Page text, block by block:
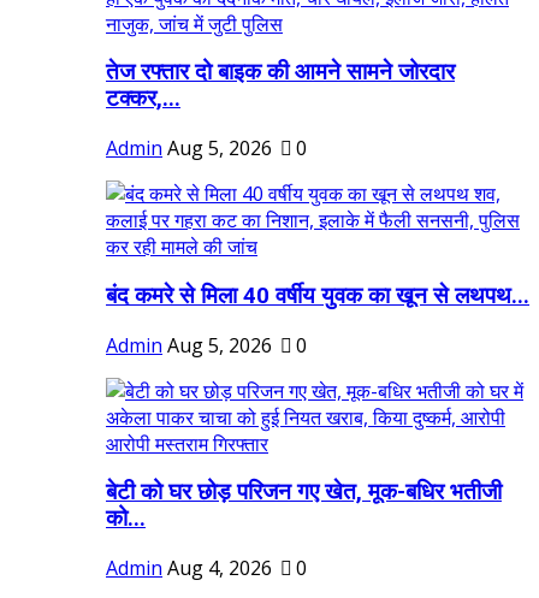
तेज रफ्तार दो बाइक की आमने सामने जोरदार
टक्कर,...
Admin Aug 5, 2026 0
बंद कमरे से मिला 40 वर्षीय युवक का खून से लथपथ...
Admin Aug 5, 2026 0
बेटी को घर छोड़ परिजन गए खेत, मूक-बधिर भतीजी
को...
Admin Aug 4, 2026 0